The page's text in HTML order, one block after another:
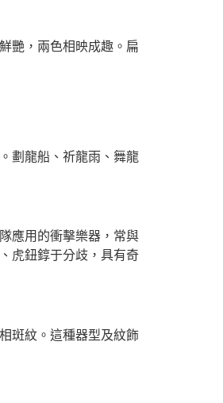
艷，兩色相映成趣。扁
劃龍船、祈龍雨、舞龍
應用的衝擊樂器，常與
虎鈕錞于分歧，具有奇
斑紋。這種器型及紋飾